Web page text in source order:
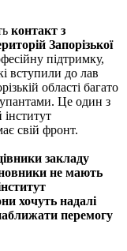
контакт з
Запорізької
підтримку,
вступили до лав
області багато
Це один з
свій фронт.
закладу
не мають
хочуть надалі
перемогу